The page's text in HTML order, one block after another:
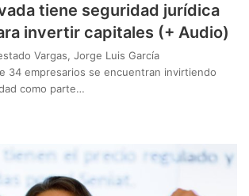
tiene seguridad jurídica
invertir capitales (+ Audio)
Vargas, Jorge Luis García
34 empresarios se encuentran invirtiendo
como parte…